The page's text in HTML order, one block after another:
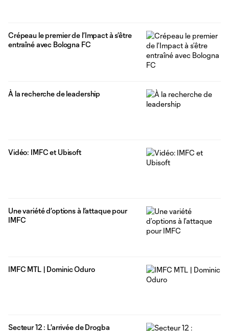
Crépeau le premier de l’Impact à s’être
entraîné avec Bologna FC
À la recherche de leadership
Vidéo: IMFC et Ubisoft
Une variété d’options à l’attaque pour
IMFC
IMFC MTL | Dominic Oduro
Secteur 12 : L'arrivée de Drogba